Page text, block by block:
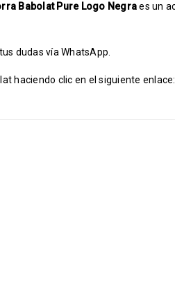
Babolat Pure Logo Negraes un
dudas vía WhatsApp.
haciendo clic en el siguiente enlace: